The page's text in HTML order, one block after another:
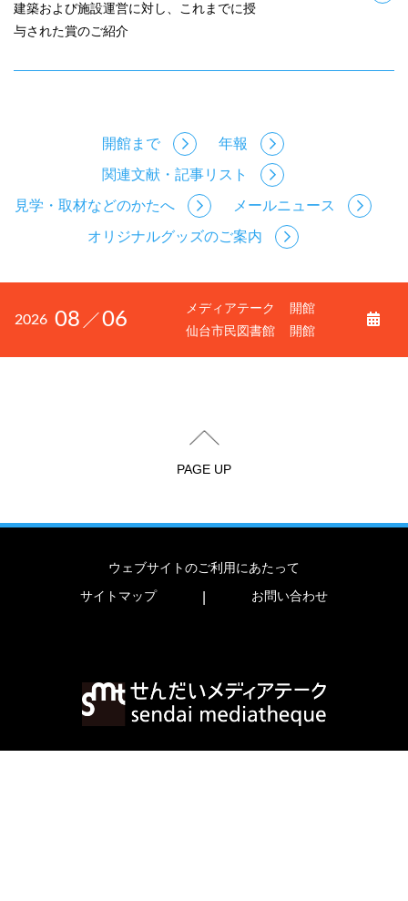
建築および施設運営に対し、これまでに授
与された賞のご紹介
開館まで
年報
関連文献・記事リスト
見学・取材などのかたへ
メールニュース
オリジナルグッズのご案内
2026 08 06
メディアテーク
開館
仙台市民図書館
開館
PAGE UP
ウェブサイトのご利用にあたって
サイトマップ
お問い合わせ